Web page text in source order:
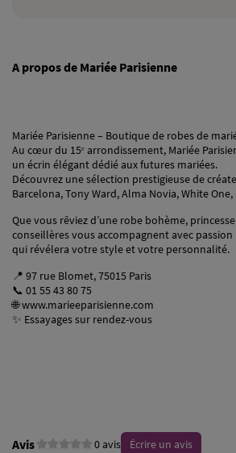
A propos de Mariée Parisienne
Mariée Parisienne – Boutique de robes de
Au cœur du 15ᵉ arrondissement, Mariée
un écrin élégant dédié aux futures mariées.
Découvrez une sélection prestigieuse de
Barcelona, Tony Ward, Alma Novia, White
Que vous rêviez d’une robe bohème,
conseillères vous accompagnent avec
qui révélera votre style et votre personnalité.
📍 97 rue Blomet, 75015 Paris
📞 01 55 43 80 75
🌐www.marieeparisienne.com
✨ Essayages sur rendez-vous
Avis 0 avis Écrire un avis